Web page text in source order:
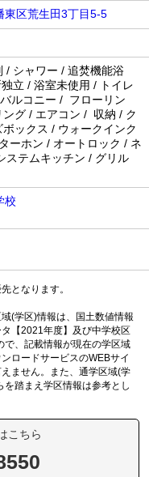
東区荒生田3丁目5-5
/ シャワー / 追焚機能浴
立 / 浴室未使用 / トイレ
ルコニー / フローリン
ング / エアコン / 収納 / ク
ックス / ウォークインク
ーホン / オートロック / ネ
ステムキッチン / グリル
校
となります。
(学区)情報は、国土数値情報
【2021年度】及び中学校区
、記載情報が現在の学区域
ロードサービスのWEBサイ
ません。また、通学区域(学
踏まえ学区情報は参考とし
こちら